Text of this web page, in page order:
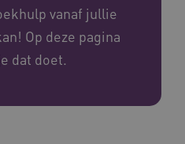
vanaf jullie
Op deze pagina
dat doet.